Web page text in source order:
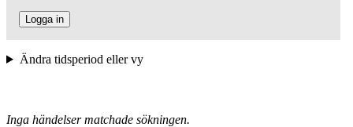
Logga in
Ändra tidsperiod eller vy
Inga händelser matchade sökningen.